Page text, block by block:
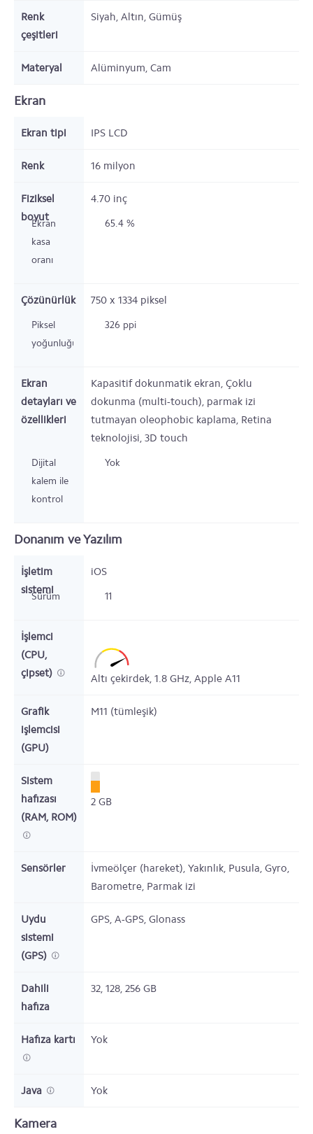
Renk
çeşitleri
Siyah, Altın, Gümüş
Materyal Alüminyum, Cam
Ekran
Ekran tipi IPS LCD
Renk 16 milyon
Fiziksel
boyut
4.70 inç
Ekran
kasa
oranı
65.4 %
Çözünürlük 750 x 1334 piksel
Piksel
yoğunluğu
326 ppi
Ekran
detayları ve
özellikleri
Kapasitif dokunmatik ekran, Çoklu
dokunma (multi-touch), parmak izi
tutmayan oleophobic kaplama, Retina
teknolojisi, 3D touch
Dijital
kalem ile
kontrol
Yok
Donanım ve Yazılım
İşletim
sistemi
iOS
Sürüm 11
İşlemci
(CPU,
çipset)
Altı çekirdek, 1.8 GHz, Apple A11
Grafik
işlemcisi
(GPU)
M11 (tümleşik)
Sistem
hafızası
(RAM, ROM)
2 GB
Sensörler
İvmeölçer (hareket), Yakınlık, Pusula, Gyro,
Barometre, Parmak izi
Uydu
sistemi
(GPS)
GPS, A-GPS, Glonass
Dahili
hafıza
32, 128, 256 GB
Hafıza kartı Yok
Java Yok
Kamera